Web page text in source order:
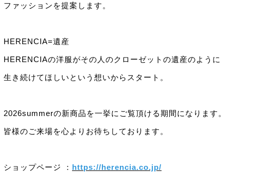
ファッションを提案します。
HERENCIA=遺産
HERENCIAの洋服がその人のクローゼットの遺産のように
生き続けてほしいという想いからスタート。
2026summerの新商品を一挙にご覧頂ける期間になります。
皆様のご来場を心よりお待ちしております。
ショップページ ： https://herencia.co.jp/